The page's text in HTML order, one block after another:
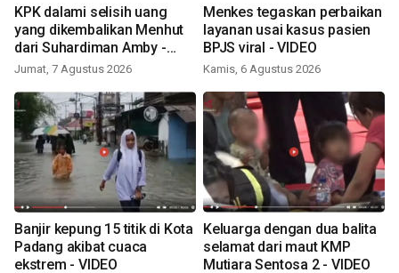
KPK dalami selisih uang
yang dikembalikan Menhut
dari Suhardiman Amby -
VIDEO
Jumat, 7 Agustus 2026
Menkes tegaskan perbaikan
layanan usai kasus pasien
BPJS viral - VIDEO
Kamis, 6 Agustus 2026
Banjir kepung 15 titik di Kota
Padang akibat cuaca
ekstrem - VIDEO
Keluarga dengan dua balita
selamat dari maut KMP
Mutiara Sentosa 2 - VIDEO